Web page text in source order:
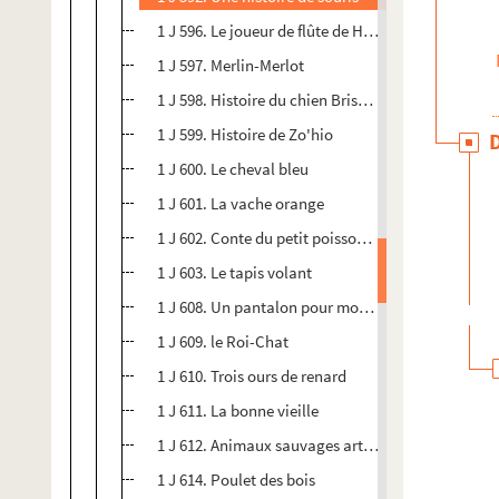
1 J 596. Le joueur de flûte de Hamelin
1 J 597. Merlin-Merlot
1 J 598. Histoire du chien Brisquet
1 J 599. Histoire de Zo'hio
1 J 600. Le cheval bleu
1 J 601. La vache orange
1 J 602. Conte du petit poisson d'or
1 J 603. Le tapis volant
1 J 608. Un pantalon pour mon ânon
1 J 609. le Roi-Chat
1 J 610. Trois ours de renard
1 J 611. La bonne vieille
1 J 612. Animaux sauvages articulés
1 J 614. Poulet des bois